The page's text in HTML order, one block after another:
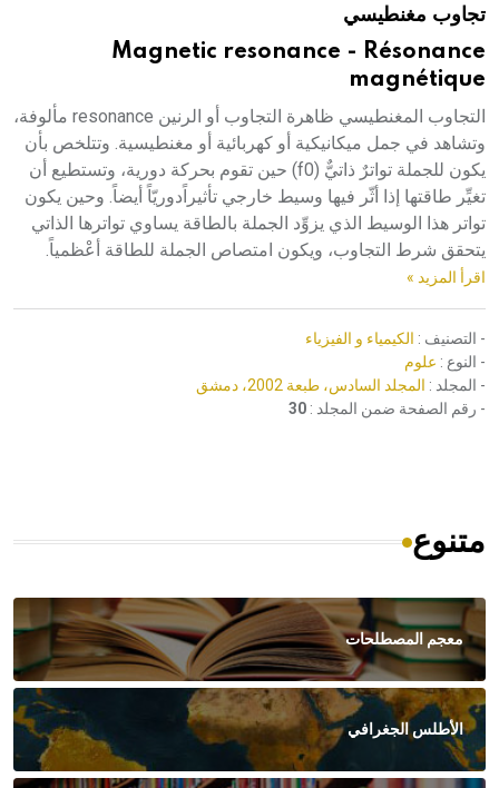
هيئة الموسوعة العربية تطلق موسوعات جديدة في عام 2026تجاوب مغنطيسي
Magnetic resonance - Résonance
magnétique
التجاوب المغنطيسي ظاهرة التجاوب أو الرنين resonance مألوفة،
وتشاهد في جمل ميكانيكية أو كهربائية أو مغنطيسية. وتتلخص بأن
يكون للجملة تواترٌ ذاتيٌّ (f0) حين تقوم بحركة دورية، وتستطيع أن
تغيِّر طاقتها إذا أثّر فيها وسيط خارجي تأثيراًدوريّاً أيضاً. وحين يكون
تواتر هذا الوسيط الذي يزوِّد الجملة بالطاقة يساوي تواترها الذاتي
يتحقق شرط التجاوب، ويكون امتصاص الجملة للطاقة أعْظمياً.
اقرأ المزيد »
- التصنيف : الكيمياء و الفيزياء
- النوع : علوم
- المجلد : المجلد السادس، طبعة 2002، دمشق
- رقم الصفحة ضمن المجلد : 30
متنوع
معجم المصطلحات
الأطلس الجغرافي